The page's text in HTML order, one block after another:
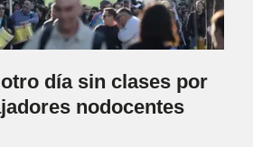
día sin clases por
nodocentes